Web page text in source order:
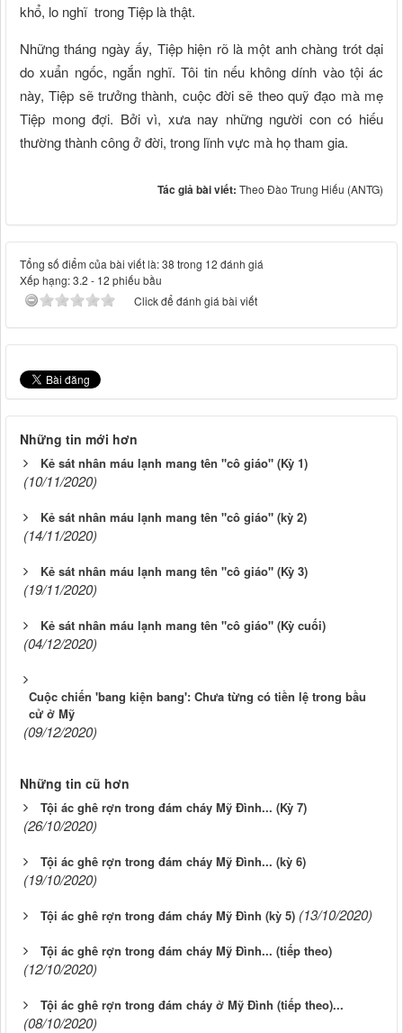
khổ, lo nghĩ trong Tiệp là thật.
Những tháng ngày ấy, Tiệp hiện rõ là một anh chàng trót dại
do xuẩn ngốc, ngắn nghĩ. Tôi tin nếu không dính vào tội ác
này, Tiệp sẽ trưởng thành, cuộc đời sẽ theo quỹ đạo mà mẹ
Tiệp mong đợi. Bởi vì, xưa nay những người con có hiếu
thường thành công ở đời, trong lĩnh vực mà họ tham gia.
Tác giả bài viết: Theo Đào Trung Hiếu (ANTG)
Tổng số điểm của bài viết là: 38 trong 12 đánh giá
Xếp hạng:3.2 - 12 phiếu bầu
Click để đánh giá bài viết
Những tin mới hơn
Kẻ sát nhân máu lạnh mang tên "cô giáo" (Kỳ 1)
(10/11/2020)
Kẻ sát nhân máu lạnh mang tên "cô giáo" (kỳ 2)
(14/11/2020)
Kẻ sát nhân máu lạnh mang tên "cô giáo" (Kỳ 3)
(19/11/2020)
Kẻ sát nhân máu lạnh mang tên "cô giáo" (Kỳ cuối)
(04/12/2020)
Cuộc chiến 'bang kiện bang': Chưa từng có tiền lệ trong bầu
cử ở Mỹ
(09/12/2020)
Những tin cũ hơn
Tội ác ghê rợn trong đám cháy Mỹ Đình... (Kỳ 7)
(26/10/2020)
Tội ác ghê rợn trong đám cháy Mỹ Đình... (kỳ 6)
(19/10/2020)
Tội ác ghê rợn trong đám cháy Mỹ Đình (kỳ 5) (13/10/2020)
Tội ác ghê rợn trong đám cháy Mỹ Đình... (tiếp theo)
(12/10/2020)
Tội ác ghê rợn trong đám cháy ở Mỹ Đình (tiếp theo)...
(08/10/2020)